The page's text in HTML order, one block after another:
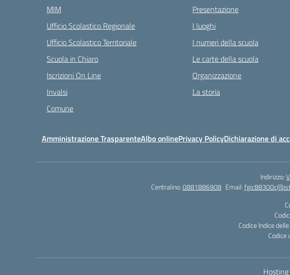
MIM
Ufficio Scolastico Regionale
Ufficio Scolastico Territoriale
Scuola in Chiaro
Iscrizioni On Line
Invalsi
Comune
Presentazione
I luoghi
I numeri della scuola
Le carte della scuola
Organizzazione
La storia
Amministrazione TrasparenteAlbo onlinePrivacy PolicyDichiarazione di
Indirizzo:
Centralino:0881886908 Email:
Codice Indice
Codice